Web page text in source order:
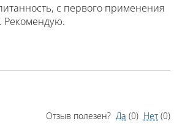
с первого применения
Рекомендую.
Отзыв полезен? Да (0) Нет (0)